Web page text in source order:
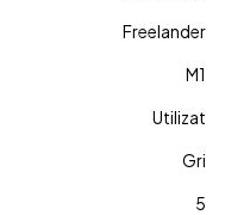
Freelander
M1
Utilizat
Gri
5